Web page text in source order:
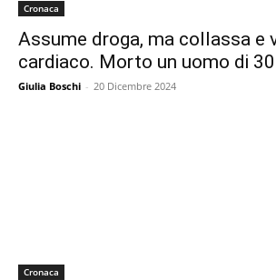
Cronaca
Assume droga, ma collassa e
cardiaco. Morto un uomo di
Giulia Boschi - 20 Dicembre 2024
Cronaca